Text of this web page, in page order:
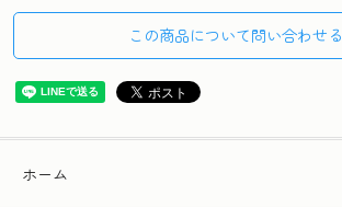
この商品について問い合わせる
ホーム